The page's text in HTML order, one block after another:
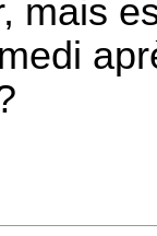
mais